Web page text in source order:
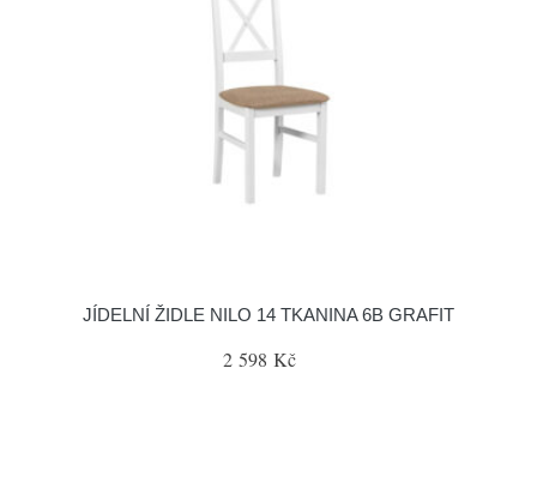
JÍDELNÍ ŽIDLE NILO 14 TKANINA 6B GRAFIT
2 598 Kč